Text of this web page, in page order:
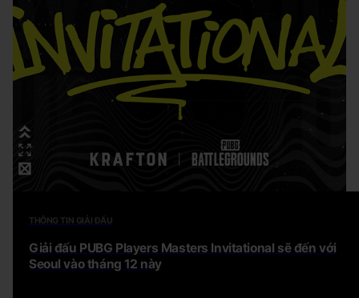
THÔNG TIN GIẢI ĐẤU
Giải đấu PUBG Players Masters Invitational sẽ đến với
Seoul vào tháng 12 này